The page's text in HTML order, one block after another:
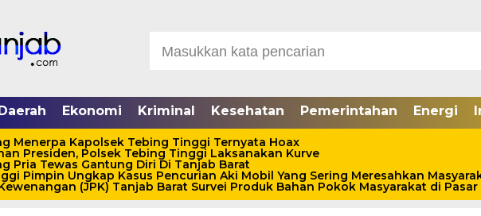
Ekonomi Kriminal Kesehatan Pemerintahan Energi
Menerpa Kapolsek Tebing Tinggi Ternyata Hoax
Presiden, Polsek Tebing Tinggi Laksanakan Kurve
Pria Tewas Gantung Diri Di Tanjab Barat
Pimpin Ungkap Kasus Pencurian Aki Mobil Yang Sering Meresahkan
(JPK) Tanjab Barat Survei Produk Bahan Pokok Masyarakat di
WIB